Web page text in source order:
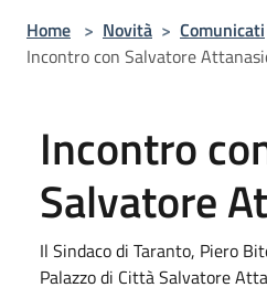
Home > Novità > Comunicati
Incontro con Salvatore
Incontro
Salvatore
Il Sindaco di Taranto, Piero
Palazzo di Città Salvatore